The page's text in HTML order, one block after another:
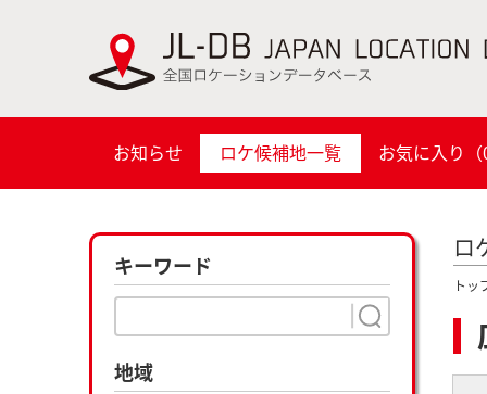
お知らせ ロケ候補地一覧 お気に入り（
キーワード
地域
ロ
トッ